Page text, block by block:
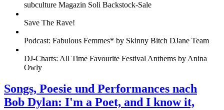
subculture Magazin Soli Backstock-Sale
Save The Rave!
Podcast: Fabulous Femmes* by Skinny Bitch DJane Team
DJ-Charts: All Time Favourite Festival Anthems by Anina
Owly
Songs, Poesie und Performances nach
Bob Dylan: I'm a Poet, and I know it,